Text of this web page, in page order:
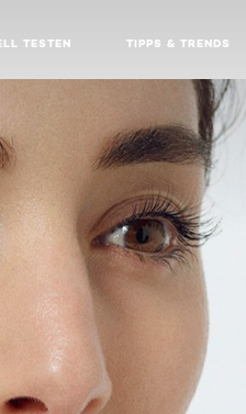
TESTEN TIPPS & TRENDS